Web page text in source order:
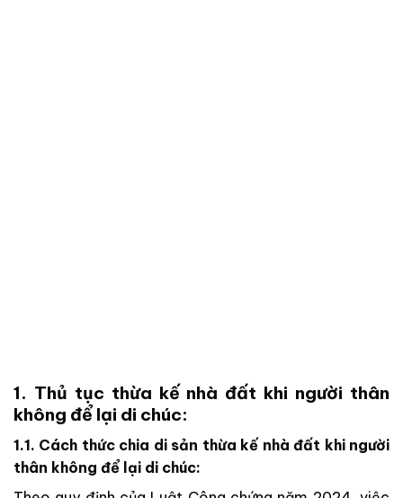
1. Thủ tục thừa kế nhà đất khi người thân
không để lại di chúc:
1.1. Cách thức chia di sản thừa kế nhà đất khi người
thân không để lại di chúc: